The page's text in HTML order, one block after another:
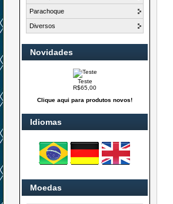
Parachoque
Diversos
Novidades
Teste
R$65,00
Clique aqui para produtos novos!
Idiomas
Moedas